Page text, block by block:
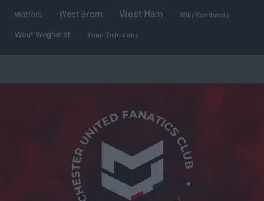
Watford West Brom West Ham Willy Kambwala
Wout Weghorst Youri Tielemans